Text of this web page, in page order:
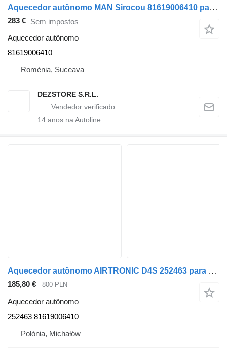
Aquecedor autônomo MAN Sirocou 81619006410 para camião tractor MAN TGX
283 € Sem impostos
Aquecedor autônomo
81619006410
Roménia, Suceava
DEZSTORE S.R.L.
14 anos na Autoline
Aquecedor autônomo AIRTRONIC D4S 252463 para camião tractor MAN TGL, TGM, TGS, TGX
185,80 € 800 PLN
Aquecedor autônomo
252463 81619006410
Polónia, Michałów